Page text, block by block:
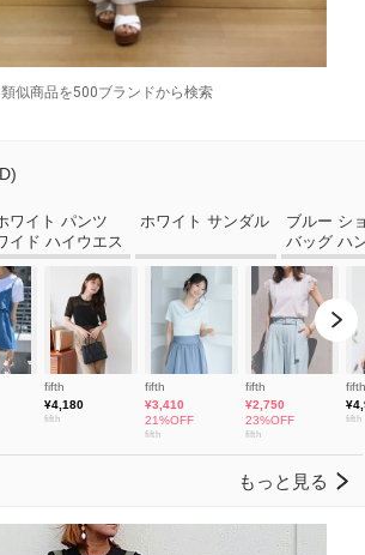
類似商品を500ブランドから検索